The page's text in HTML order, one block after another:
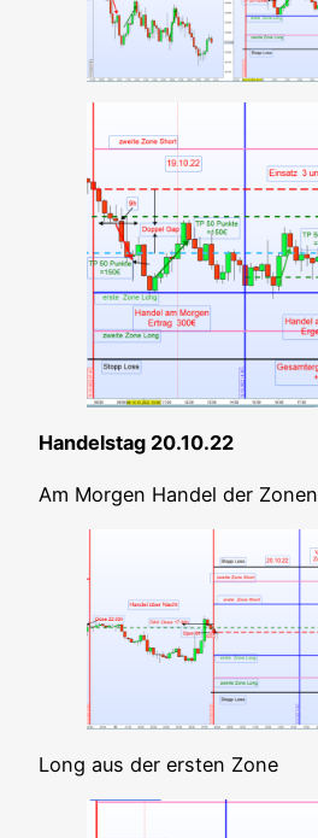
Han­dels­tag 20.10.22
Am Mor­gen Han­del der Zonen
Long aus der ers­ten Zone